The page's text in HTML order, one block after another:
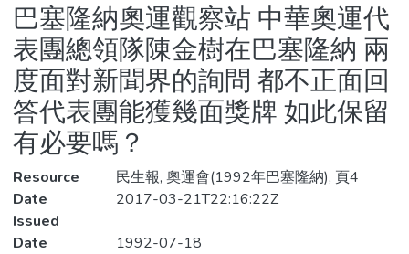
Statistics
巴塞隆納奧運觀察站 中華奧運代
表團總領隊陳金樹在巴塞隆納 兩
度面對新聞界的詢問 都不正面回
答代表團能獲幾面獎牌 如此保留
有必要嗎？
Resource
民生報, 奧運會(1992年巴塞隆納), 頁4
Date
Issued
2017-03-21T22:16:22Z
Date
1992-07-18